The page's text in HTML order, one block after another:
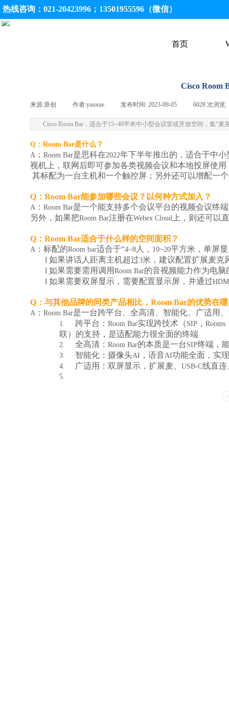
热线咨询：021-20423996；13501955596（微信）
首页
Cisco Room
来源:原创 作者:yunxue 发布时间: 2023-09-05 6028 次浏览
Cisco Room Bar，适合于15~40平米中小型会议室或开放空间，集“
Q ： Room Bar是什么？
A ： Room Bar是思科在2022年下半年推出的，适合于中
视机上，联网后即可参加各类视频会议和本地投屏使用
其标配为一台主机和一个触控屏；另外还可以增配一
Q ： Room Bar能参加哪些会议？以何种方式加入？
A ： Room Bar是一个能支持多个会议平台的视频会议终
另外，如果把Room Bar注册在Webex Cloud 上，则还可以
Q ： Room Bar适合于什么样的空间面积？
A ：标配的Room bar适合于“4~8 人， 10~20平方米，单屏
l 如果讲话人距离主机超过3米，建议配置扩展麦克
l 如果需要需用调用 Room Bar的音视频能力作为电
l 如果需要双屏显示，需要配置显示屏，并通过
Q ：与其他品牌的同类产品相比， Room Bar的优势在
A ： Room Bar是一台跨平台、全高清、智能化、广适用
1. 跨平台： Room Bar实现跨技术（ SIP ， Rooms
联）的支持，是适配能力很全面的终端
2. 全高清： Room Bar的本质是一台 SIP终端，
3. 智能化：摄像头AI ，语音AI功能全面，实
4. 广适用：双屏显示，扩展麦、 USB-C线直连
5.